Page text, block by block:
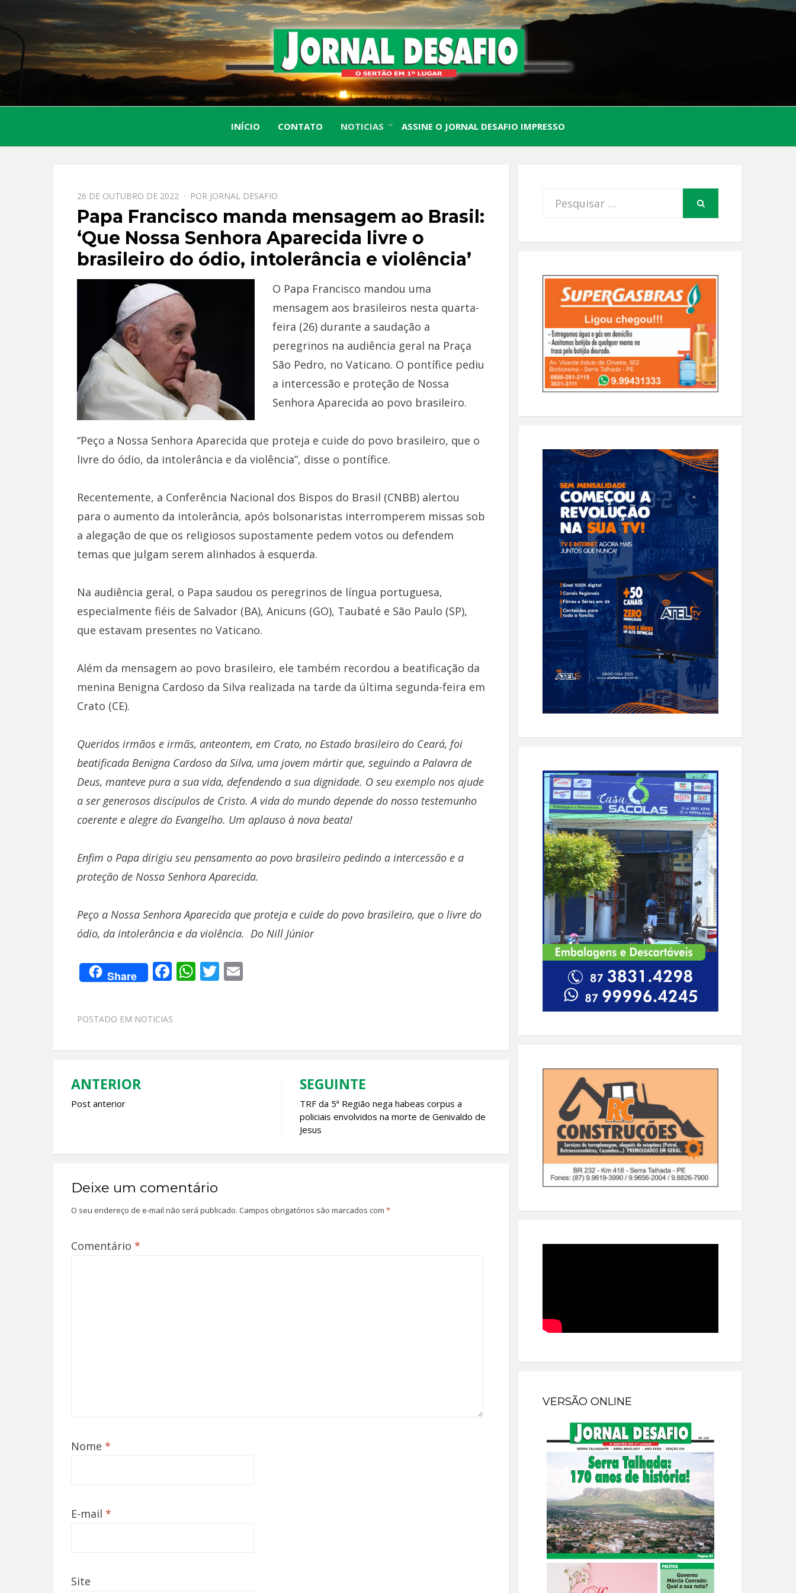
JORNAL
DESAFIO
O Sertão em 1º Lugar
INÍCIO CONTATO NOTICIAS ASSINE O JORNAL DESAFIO IMPRESSO
PPOSTADO
EM
26 DE OUTUBRO DE 2022 POR JORNAL DESAFIO
Papa Francisco manda mensagem ao Brasil:
‘Que Nossa Senhora Aparecida livre o
brasileiro do ódio, intolerância e violência’
O Papa Francisco mandou uma
mensagem aos brasileiros nesta quarta-
feira (26) durante a saudação a
peregrinos na audiência geral na Praça
São Pedro, no Vaticano. O pontífice pediu
a intercessão e proteção de Nossa
Senhora Aparecida ao povo brasileiro.
“Peço a Nossa Senhora Aparecida que proteja e cuide do povo brasileiro, que o
livre do ódio, da intolerância e da violência”, disse o pontífice.
Recentemente, a Conferência Nacional dos Bispos do Brasil (CNBB) alertou
para o aumento da intolerância, após bolsonaristas interromperem missas sob
a alegação de que os religiosos supostamente pedem votos ou defendem
temas que julgam serem alinhados à esquerda.
Na audiência geral, o Papa saudou os peregrinos de língua portuguesa,
especialmente fiéis de Salvador (BA), Anicuns (GO), Taubaté e São Paulo (SP),
que estavam presentes no Vaticano.
Além da mensagem ao povo brasileiro, ele também recordou a beatificação da
menina Benigna Cardoso da Silva realizada na tarde da última segunda-feira em
Crato (CE).
Queridos irmãos e irmãs, anteontem, em Crato, no Estado brasileiro do Ceará, foi
beatificada Benigna Cardoso da Silva, uma jovem mártir que, seguindo a Palavra de
Deus, manteve pura a sua vida, defendendo a sua dignidade. O seu exemplo nos ajude
a ser generosos discípulos de Cristo. A vida do mundo depende do nosso testemunho
coerente e alegre do Evangelho. Um aplauso à nova beata!
Enfim o Papa dirigiu seu pensamento ao povo brasileiro pedindo a intercessão e a
proteção de Nossa Senhora Aparecida.
Peço a Nossa Senhora Aparecida que proteja e cuide do povo brasileiro, que o livre do
ódio, da intolerância e da violência. Do Nill Júnior
Share F
b
o
W
A
T E
POSTADO EM NOTICIAS
Navegação
de
ANTERIOR
Post anterior
SEGUINTE
TRF da 5ª Região nega habeas corpus a
policiais envolvidos na morte de Genivaldo de
Jesus
Deixe um comentário
O seu endereço de e-mail não será publicado. Campos obrigatórios são marcados com *
Comentário *
Nome *
E-mail *
Site
Procurar
VERSÃO ONLINE